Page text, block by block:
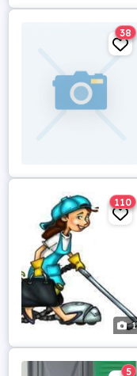
38
1
110
5